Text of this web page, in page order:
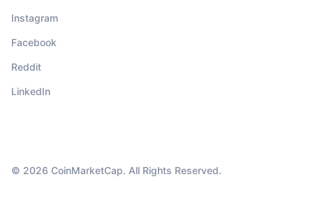
Instagram
Facebook
Reddit
LinkedIn
© 2026 CoinMarketCap. All Rights Reserved.